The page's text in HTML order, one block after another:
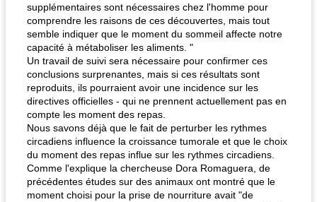
supplémentaires sont nécessaires chez l'homme pour
comprendre les raisons de ces découvertes, mais tout
semble indiquer que le moment du sommeil affecte notre
capacité à métaboliser les aliments. "
Un travail de suivi sera nécessaire pour confirmer ces
conclusions surprenantes, mais si ces résultats sont
reproduits, ils pourraient avoir une incidence sur les
directives officielles - qui ne prennent actuellement pas en
compte les moment des repas.
Nous savons déjà que le fait de perturber les rythmes
circadiens influence la croissance tumorale et que le choix
du moment des repas influe sur les rythmes circadiens.
Comme l'explique la chercheuse Dora Romaguera, de
précédentes études sur des animaux ont montré que le
moment choisi pour la prise de nourriture avait "de